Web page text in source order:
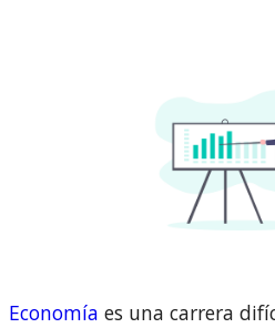
Economía es una carrera